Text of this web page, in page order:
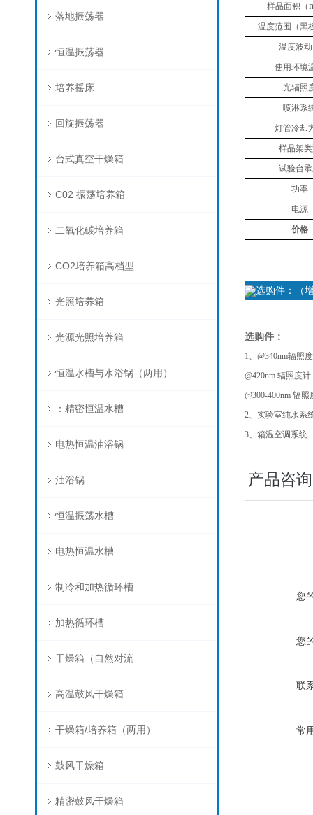
落地振荡器
恒温振荡器
培养摇床
回旋振荡器
台式真空干燥箱
C02 振荡培养箱
二氧化碳培养箱
CO2培养箱高档型
光照培养箱
光源光照培养箱
恒温水槽与水浴锅（两用）
：精密恒温水槽
电热恒温油浴锅
油浴锅
恒温振荡水槽
电热恒温水槽
制冷和加热循环槽
加热循环槽
干燥箱（自然对流
高温鼓风干燥箱
干燥箱/培养箱（两用）
鼓风干燥箱
精密鼓风干燥箱
样品面积（
温度范围（黑
温度波
使用环境
光辐照
喷淋系
灯管冷却
样品架
试验台
功率
电源
价格
选购件：（
选购件：
1、 @340nm辐照
@420nm 辐照度计
@300-400nm 辐照
2、实验室纯水系
3、箱温空调系统
产品咨询
您
您
联
常